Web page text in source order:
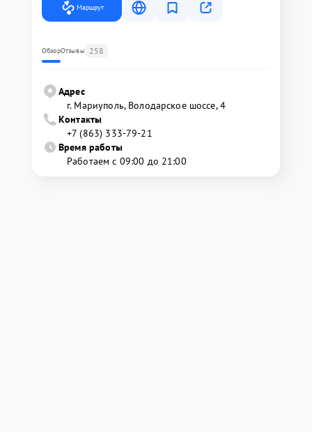
Маршрут
ОбзорОтзывы 258
Адрес
г. Мариуполь, Володарское шоссе, 4
Контакты
+7 (863) 333-79-21
Время работы
Работаем с 09:00 до 21:00